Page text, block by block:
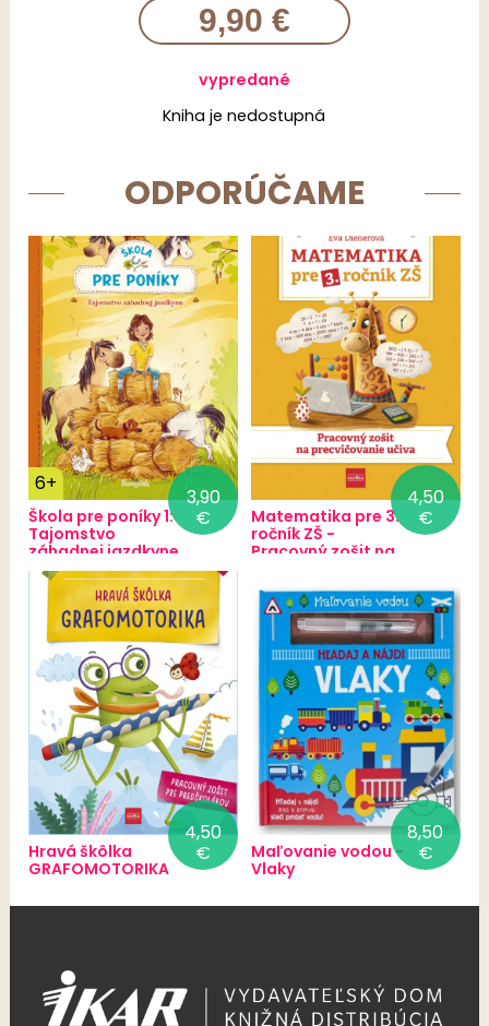
9,90 €
vypredané
Kniha je nedostupná
ODPORÚČAME
6+
3,90
€
Škola pre poníky 1:
Tajomstvo
záhadnej jazdkyne
4,50
€
Matematika pre 3.
ročník ZŠ -
Pracovný zošit na
učiva
4,50
€
Hravá škôlka
GRAFOMOTORIKA
8,50
€
Maľovanie vodou -
Vlaky